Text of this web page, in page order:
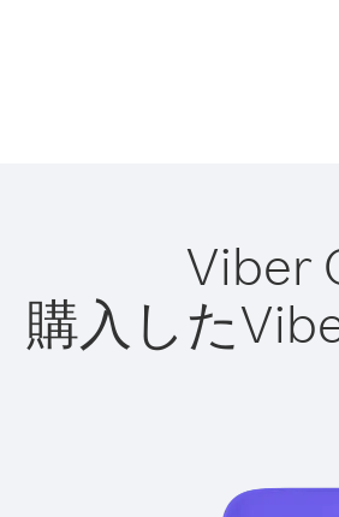
Viber
購入した